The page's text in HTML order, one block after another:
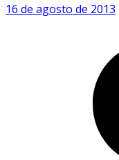
16 de agosto de 2013